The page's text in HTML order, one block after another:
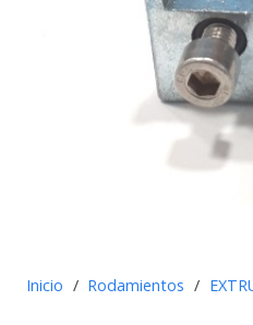
Inicio / Rodamientos /